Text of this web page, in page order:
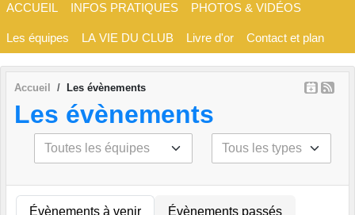
ACCUEIL INFOS PRATIQUES PHOTOS & VIDÉOS
Les équipes LA VIE DU CLUB Livre d'or Contact et plan
Accueil Les évènements
Les évènements
Évènements à venir Évènements passés